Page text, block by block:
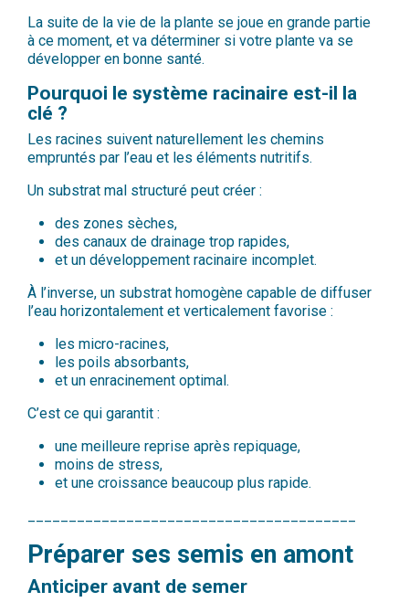
La suite de la vie de la plante se joue en grande partie
à ce moment, et va déterminer si votre plante va se
développer en bonne santé.
Pourquoi le système racinaire est-il la
clé ?
Les racines suivent naturellement les chemins
empruntés par l’eau et les éléments nutritifs.
Un substrat mal structuré peut créer :
des zones sèches,
des canaux de drainage trop rapides,
et un développement racinaire incomplet.
À l’inverse, un substrat homogène capable de diffuser
l’eau horizontalement et verticalement favorise :
les micro-racines,
les poils absorbants,
et un enracinement optimal.
C’est ce qui garantit :
une meilleure reprise après repiquage,
moins de stress,
et une croissance beaucoup plus rapide.
Préparer ses semis en amont
Anticiper avant de semer